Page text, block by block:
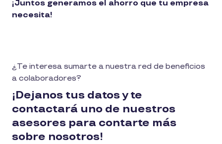
¡Juntos generamos el ahorro que tu empresa
necesita!
¿Te interesa sumarte a nuestra red de beneficios
a colaboradores?
¡Dejanos tus datos y te
contactará uno de nuestros
asesores para contarte más
sobre nosotros!